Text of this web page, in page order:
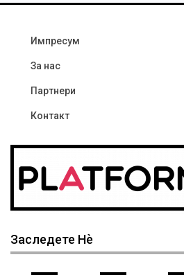
Импресум
За нас
Партнери
Контакт
Заследете Нѐ